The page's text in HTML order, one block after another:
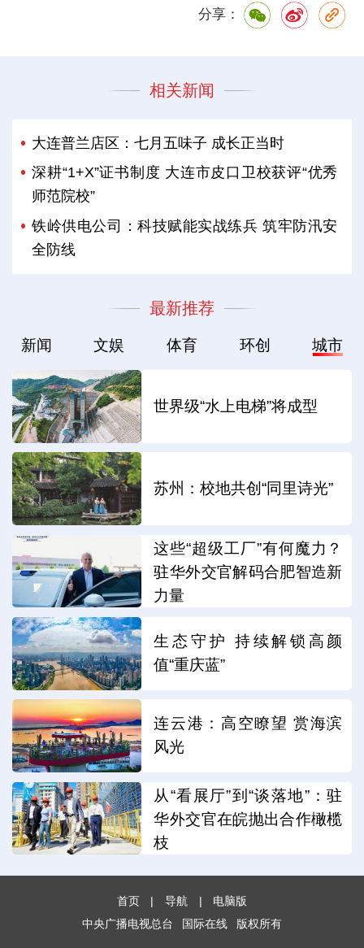
分享：
相关新闻
大连普兰店区：七月五味子 成长正当时
深耕“1+X”证书制度 大连市皮口卫校获评“优秀
师范院校”
铁岭供电公司：科技赋能实战练兵 筑牢防汛安
全防线
最新推荐
新闻 文娱 体育 环创 城市
世界级“水上电梯”将成型
苏州：校地共创“同里诗光”
这些“超级工厂”有何魔力？
驻华外交官解码合肥智造新
力量
生态守护 持续解锁高颜
值“重庆蓝”
连云港：高空瞭望 赏海滨
风光
从“看展厅”到“谈落地”：驻
华外交官在皖抛出合作橄榄
枝
首页 | 导航 |
电脑版
中央广播电视总台
国际在线 版权所有